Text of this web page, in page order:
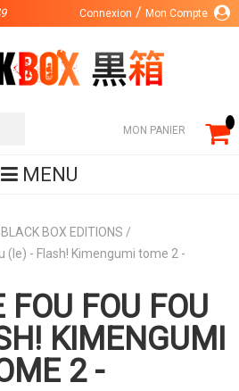
Connexion Mon Compte
MON PANIER
MENU
BLACK BOX EDITIONS
(le) - Flash! Kimengumi tome 2 -
FOU FOU FOU
KIMENGUMI
2 -